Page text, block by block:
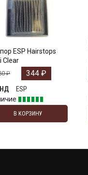
ESP Hairstops
Clear
₽ 344 ₽
ESP
В КОРЗИНУ